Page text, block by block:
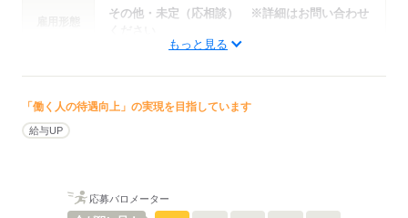
その他・未定（応相談） ※詳細はお問い合わせ
年収・
※詳細はお問い合わせください
もっと見る
「働く人の待遇向上」の実現を目指しています
給与UP
応募バロメーター